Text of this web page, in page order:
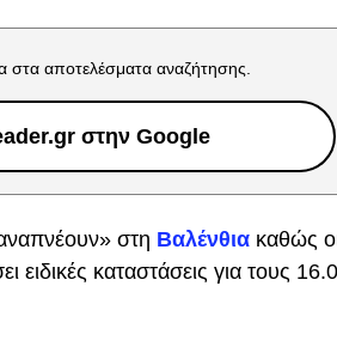
αποτελέσματα αναζήτησης.
στην Google
στη Βαλένθια καθώς
ειδικές καταστάσεις για τους